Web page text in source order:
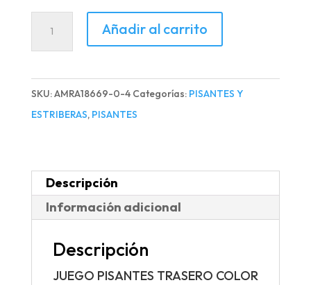
PISANTES
COLOR
Añadir al carrito
SKU:AMRA18669-0-4 Categorías: PISANTES Y
ESTRIBERAS, PISANTES
Descripción
Información adicional
Descripción
JUEGO PISANTES TRASERO COLOR